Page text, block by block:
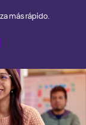
más rápido.